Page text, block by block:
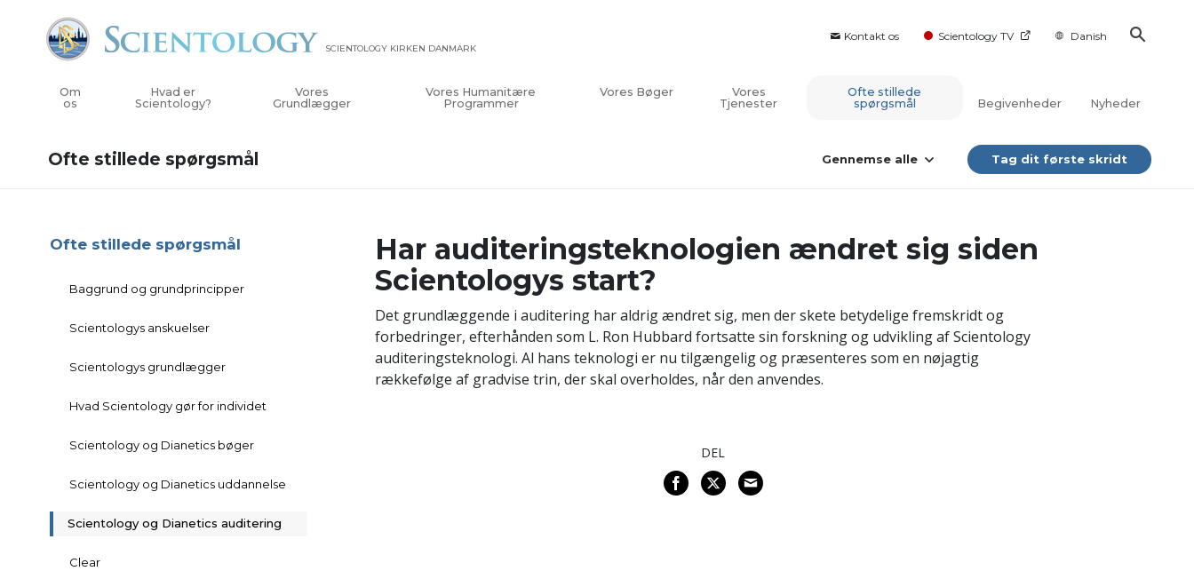
Kontakt os Scientology TV Danish
SCIENTOLOGY KIRKEN DANMARK
Om
os
Hvad er
Scientology?
Vores
Grundlægger
Vores Humanitære
Programmer
Vores Bøger
Vores
Tjenester
Ofte stillede
spørgsmål
Begivenheder Nyheder
Ofte stillede spørgsmål Gennemse alle Tag dit første skridt
Har auditeringsteknologien ændret sig siden
Scientologys start?
Det grundlæggende i auditering har aldrig ændret sig, men der skete betydelige fremskridt og
forbedringer, efterhånden som L. Ron Hubbard fortsatte sin forskning og udvikling af Scientology
auditeringsteknologi. Al hans teknologi er nu tilgængelig og præsenteres som en nøjagtig
rækkefølge af gradvise trin, der skal overholdes, når den anvendes.
DEL
Ofte stillede spørgsmål
Baggrund og grundprincipper
Scientologys anskuelser
Scientologys grundlægger
Hvad Scientology gør for individet
Scientology og Dianetics bøger
Scientology og Dianetics uddannelse
Scientology og Dianetics auditering
Clear